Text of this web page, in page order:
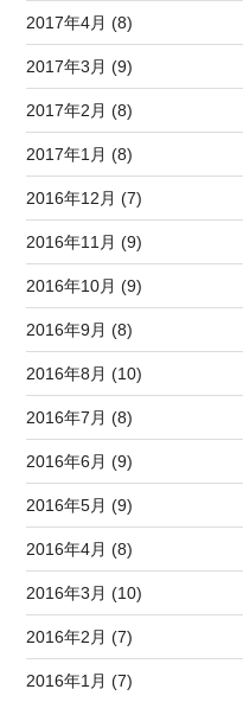
2017年4月 (8)
2017年3月 (9)
2017年2月 (8)
2017年1月 (8)
2016年12月 (7)
2016年11月 (9)
2016年10月 (9)
2016年9月 (8)
2016年8月 (10)
2016年7月 (8)
2016年6月 (9)
2016年5月 (9)
2016年4月 (8)
2016年3月 (10)
2016年2月 (7)
2016年1月 (7)